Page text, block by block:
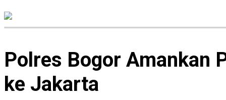
Polres Bogor Amankan
ke Jakarta